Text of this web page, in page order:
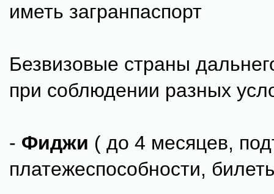
иметь загранпаспорт
Безвизовые страны
при соблюдении разных
- Фиджи ( до 4 месяцев,
платежеспособности,